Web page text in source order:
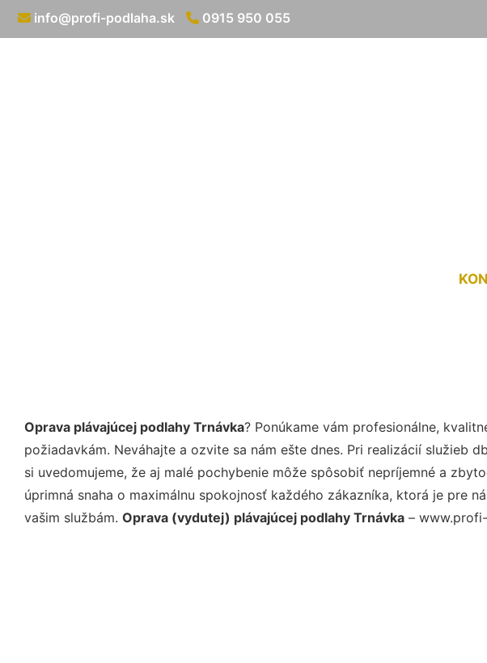
info@profi-podlaha.sk 0915 950 055
Oprava plávajúcej podlahy Trnávka? Ponúkame vám profesionálne,
požiadavkám. Neváhajte a ozvite sa nám ešte dnes. Pri realizácií služieb
si uvedomujeme, že aj malé pochybenie môže spôsobiť nepríjemné a
úprimná snaha o maximálnu spokojnosť každého zákazníka, ktorá je pre
vašim službám. Oprava (vydutej) plávajúcej podlahy Trnávka –